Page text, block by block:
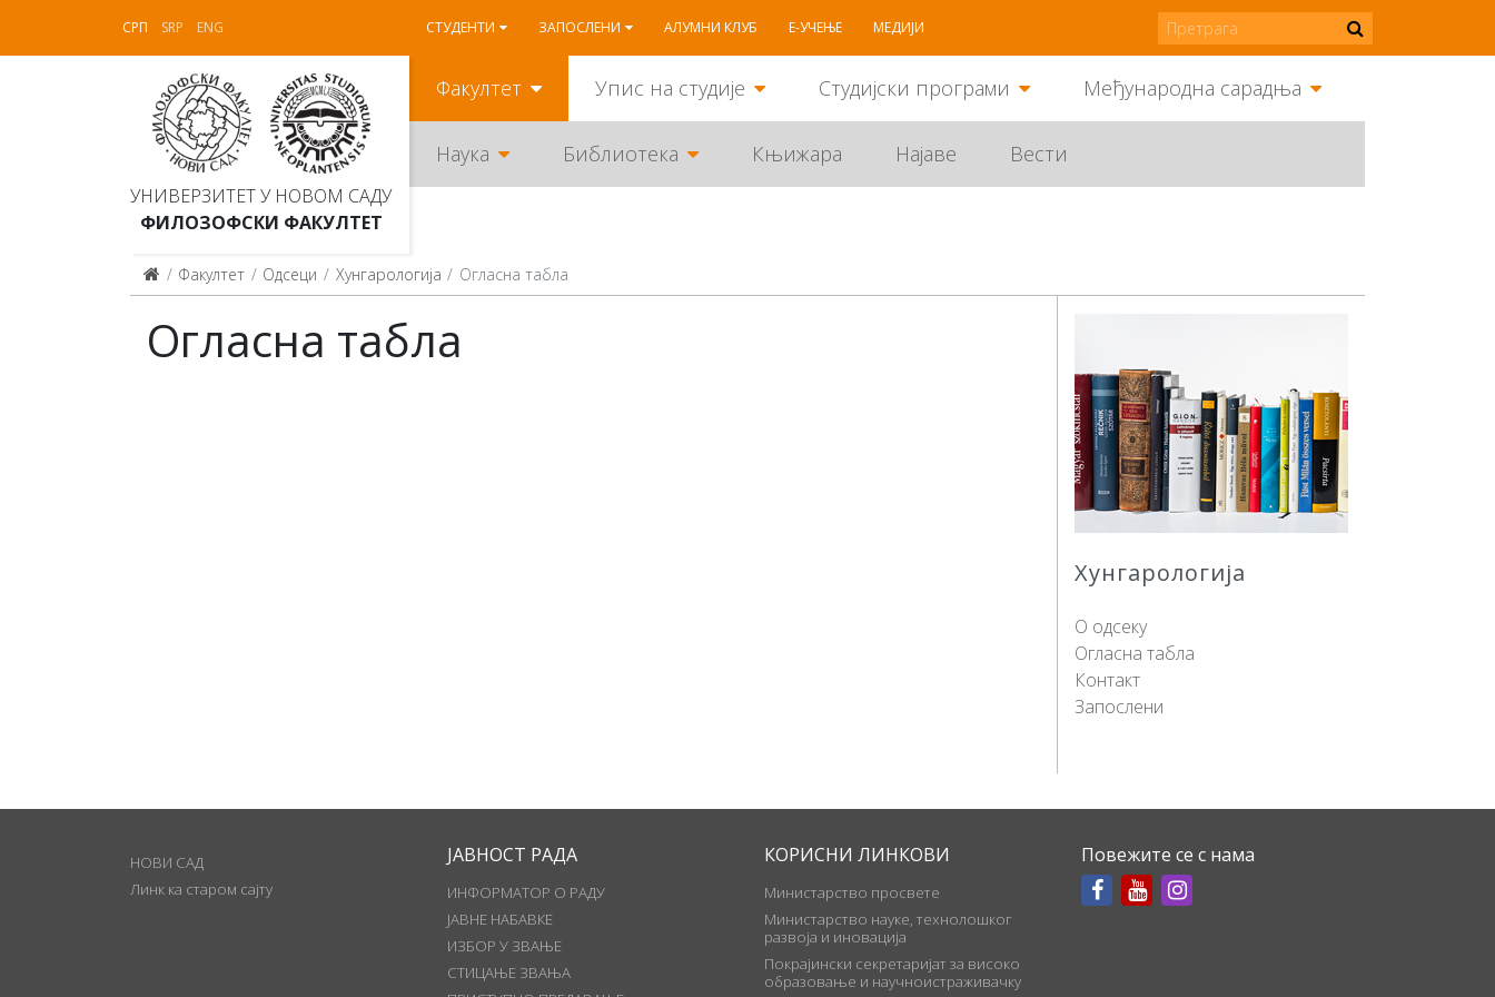
СРП SRP ENG СТУДЕНТИ ЗАПОСЛЕНИ АЛУМНИ КЛУБ Е-УЧЕЊЕ МЕДИЈИ
УНИВЕРЗИТЕТ У НОВОМ САДУ
ФИЛОЗОФСКИ ФАКУЛТЕТ
Факултет Упис на студије Студијски програми Међународна сарадња
Наука Библиотека Књижара Најаве Вести
Факултет Одсеци Хунгарологија Огласна табла
Хунгарологија
О одсеку
Огласна табла
Контакт
Запослени
Огласна табла
НОВИ САД
Линк ка старом сајту
ЈАВНОСТ РАДА
ИНФОРМАТОР О РАДУ
ЈАВНЕ НАБАВКЕ
ИЗБОР У ЗВАЊЕ
СТИЦАЊЕ ЗВАЊА
КОРИСНИ ЛИНКОВИ
Министарство просвете
Министарство науке, технолошког
развоја и иновација
Покрајински секретаријат за високо
образовање и научноистраживачку
Повежите се с нама